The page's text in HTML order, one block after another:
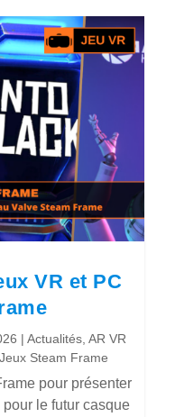
VR et PC
|Actualités ,AR VR
Jeux Steam Frame
pour présenter
le futur casque